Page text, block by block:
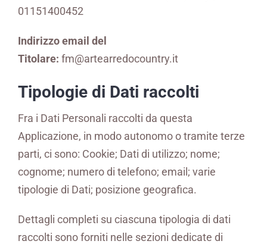
01151400452
Indirizzo email del
Titolare: fm@artearredocountry.it
Tipologie di Dati raccolti
Fra i Dati Personali raccolti da questa
Applicazione, in modo autonomo o tramite terze
parti, ci sono: Cookie; Dati di utilizzo; nome;
cognome; numero di telefono; email; varie
tipologie di Dati; posizione geografica.
Dettagli completi su ciascuna tipologia di dati
raccolti sono forniti nelle sezioni dedicate di